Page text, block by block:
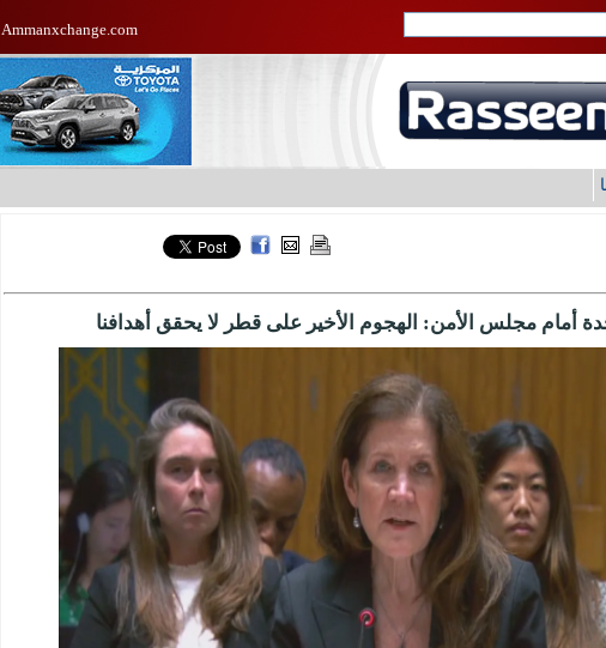
Ammanxchange.com
أمام مجلس الأمن: الهجوم الأخير على قطر لا يحقق أهدافنا